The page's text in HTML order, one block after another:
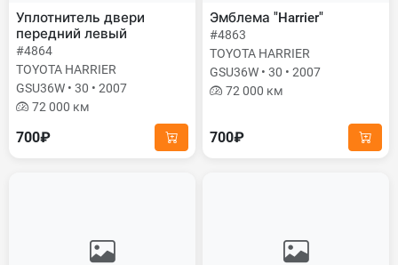
Уплотнитель двери
передний левый
#4864
TOYOTA HARRIER
GSU36W • 30 • 2007
72 000 км
700₽
Эмблема "Harrier"
#4863
TOYOTA HARRIER
GSU36W • 30 • 2007
72 000 км
700₽